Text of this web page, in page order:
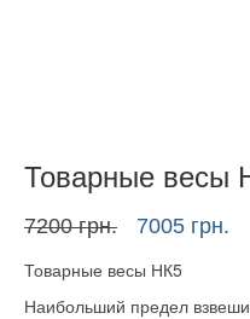
Товарные весы
7200грн. 7005 грн.
Товарные весы НК5
Наибольший предел